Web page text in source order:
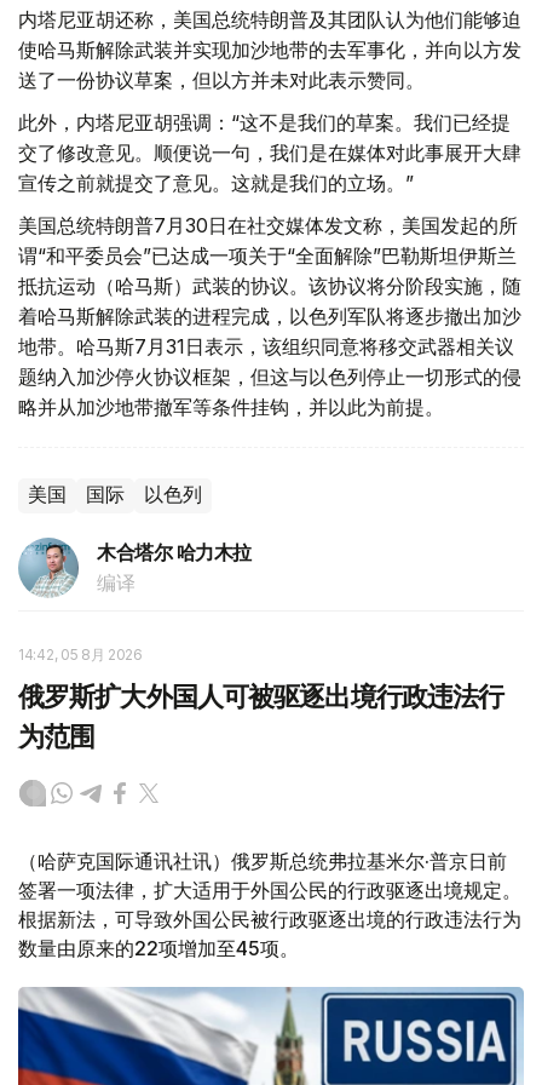
内塔尼亚胡还称，美国总统特朗普及其团队认为他们能够迫
使哈马斯解除武装并实现加沙地带的去军事化，并向以方发
送了一份协议草案，但以方并未对此表示赞同。
此外，内塔尼亚胡强调：“这不是我们的草案。我们已经提
交了修改意见。顺便说一句，我们是在媒体对此事展开大肆
宣传之前就提交了意见。这就是我们的立场。”
美国总统特朗普7月30日在社交媒体发文称，美国发起的所
谓“和平委员会”已达成一项关于“全面解除”巴勒斯坦伊斯兰
抵抗运动（哈马斯）武装的协议。该协议将分阶段实施，随
着哈马斯解除武装的进程完成，以色列军队将逐步撤出加沙
地带。哈马斯7月31日表示，该组织同意将移交武器相关议
题纳入加沙停火协议框架，但这与以色列停止一切形式的侵
略并从加沙地带撤军等条件挂钩，并以此为前提。
美国 国际 以色列
木合塔尔 哈力木拉
编译
14:42, 05 8月 2026
俄罗斯扩大外国人可被驱逐出境行政违法行
为范围
（哈萨克国际通讯社讯）俄罗斯总统弗拉基米尔·普京日前
签署一项法律，扩大适用于外国公民的行政驱逐出境规定。
根据新法，可导致外国公民被行政驱逐出境的行政违法行为
数量由原来的22项增加至45项。